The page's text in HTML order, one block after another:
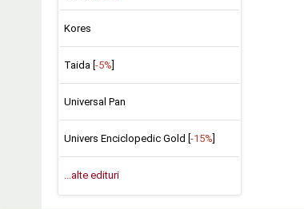
Kores
Taida [ -5%
Universal Pan
Univers Enciclopedic Gold [ -15%
...alte edituri